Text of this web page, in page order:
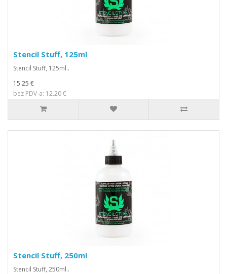
Stencil Stuff, 125ml
Stencil Stuff, 125ml..
15.25 €
bez PDV-a: 12.20 €
Stencil Stuff, 250ml
Stencil Stuff, 250ml..